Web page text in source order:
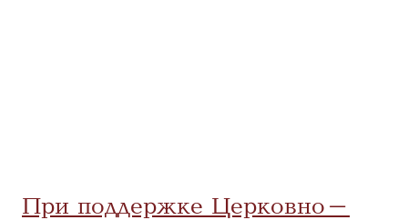
При поддержке Церковно-